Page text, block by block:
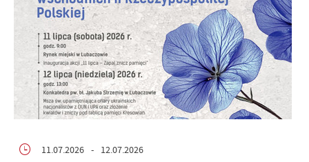
11.07.2026 - 12.07.2026